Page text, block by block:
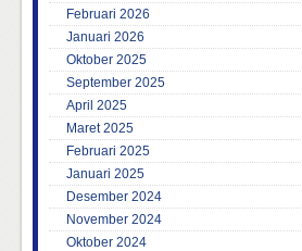
Februari 2026
Januari 2026
Oktober 2025
September 2025
April 2025
Maret 2025
Februari 2025
Januari 2025
Desember 2024
November 2024
Oktober 2024